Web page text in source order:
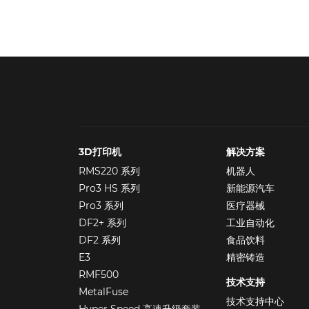
3D打印机
RMS220 系列
Pro3 HS 系列
Pro3 系列
DF2+ 系列
DF2 系列
E3
RMF500
MetalFuse
解决方案
机器人
新能源汽车
医疗器械
工业自动化
食品饮料
精密铸造
技术支持
技术支持中心